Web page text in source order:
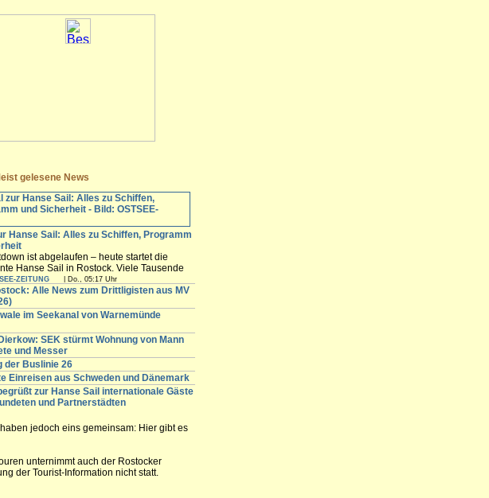
gelesene News
Hanse Sail: Alles zu Schiffen, Programm
ist abgelaufen – heute startet die
Hanse Sail in Rostock. Viele Tausende
in den nächsten Tagen erwartet und
auf die maritimen Angebote in der
ZEITUNG | Do., 05:17 Uhr
Alle News zum Drittligisten aus MV
im Seekanal von Warnemünde
SEK stürmt Wohnung von Mann
und Messer
der Buslinie 26
Einreisen aus Schweden und Dänemark
zur Hanse Sail internationale Gäste
und Partnerstädten
jedoch eins gemeinsam: Hier gibt es
unternimmt auch der Rostocker
der Tourist-Information nicht statt.